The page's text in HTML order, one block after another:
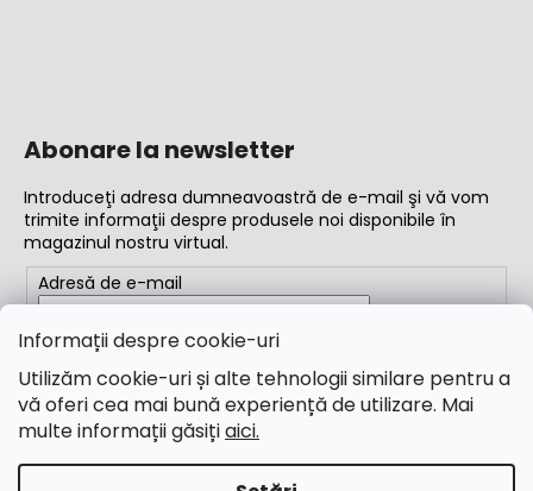
Informații despre cookie-uri
Utilizăm cookie-uri și alte tehnologii similare pentru a
vă oferi cea mai bună experiență de utilizare. Mai
multe informații găsițiaici.
Abonare la newsletter
Introduceţi adresa dumneavoastră de e-mail şi vă vom
trimite informaţii despre produsele noi disponibile în
magazinul nostru virtual.
Adresă de e-mail
Completând adresa de e-mail, acceptați
condițiile
ABONARE